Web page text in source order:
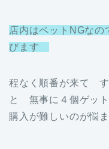
店内はペットNGな
びます
程なく順番が来て す
と 無事に４個ゲット
購入が難しいのが悩